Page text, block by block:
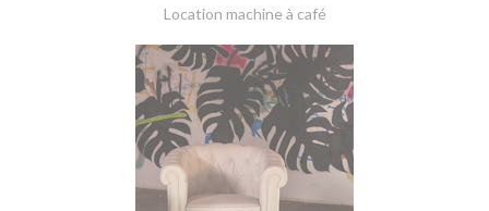
Location machine à café